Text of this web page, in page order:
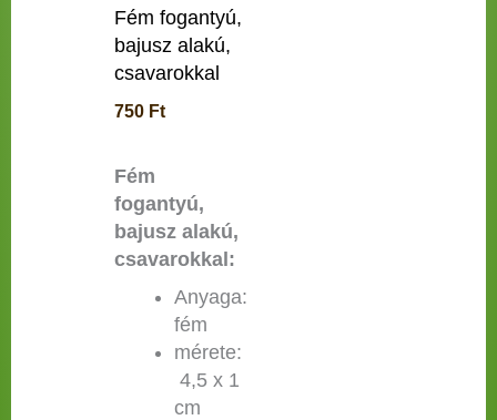
Fém fogantyú,
bajusz alakú,
csavarokkal
750 Ft
Fém
fogantyú,
bajusz alakú,
csavarokkal:
Anyaga:
fém
mérete:
4,5 x 1
cm